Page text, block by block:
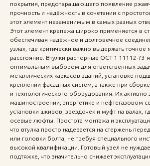
покрытия, предотвращающего появление
прочность и надёжность в сочетании с
этот элемент незаменимым в самых разных
Этот элемент крепежа широко применяется в
обеспечивая надёжное и долговечное
узлах, где критически важно выдержать
расстояние. Втулки распорные ОСТ 1 11112-73
оптимальным выбором для ответственных
металлических каркасов зданий, установке
креплении фасадных систем, а также при
и технологического оборудования. Их активно
машиностроении, энергетике и нефтегазовом
установки шкивов, звёздочек и муфт на валах,
осевые люфты. Простота монтажа и
что втулка просто надевается на стержень
или головки болта, не требуя специального
высокой квалификации. Готовый узел не
подтяжке, что значительно снижает